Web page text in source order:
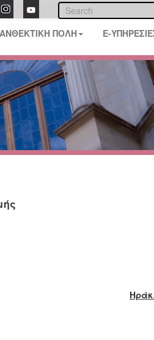
ΑΝΘΕΚΤΙΚΗ ΠΟΛΗ E-